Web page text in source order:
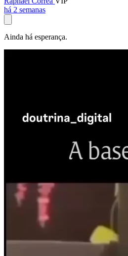
há 2 semanas
Ainda há esperança.